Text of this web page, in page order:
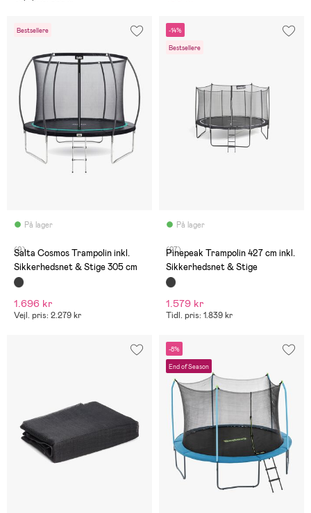
Bestsellere
På lager
(9)
Salta Cosmos Trampolin inkl.
Sikkerhedsnet & Stige 305 cm
1.696 kr
Vejl. pris: 2.279 kr
-14%
Bestsellere
På lager
(27)
Pinepeak Trampolin 427 cm inkl.
Sikkerhedsnet & Stige
1.579 kr
Tidl. pris: 1.839 kr
-8%
End of Season